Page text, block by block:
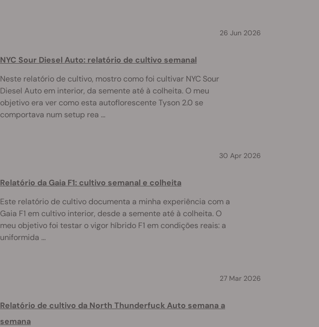
26 Jun 2026
NYC Sour Diesel Auto: relatório de cultivo semanal
Neste relatório de cultivo, mostro como foi cultivar NYC Sour
Diesel Auto em interior, da semente até à colheita. O meu
objetivo era ver como esta autoflorescente Tyson 2.0 se
comportava num setup rea ...
30 Apr 2026
Relatório da Gaia F1: cultivo semanal e colheita
Este relatório de cultivo documenta a minha experiência com a
Gaia F1 em cultivo interior, desde a semente até à colheita. O
meu objetivo foi testar o vigor híbrido F1 em condições reais: a
uniformida ...
27 Mar 2026
Relatório de cultivo da North Thunderfuck Auto semana a
semana